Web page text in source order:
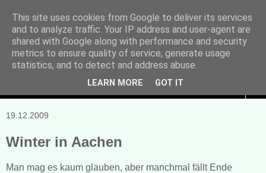
Manuela Sonntag
Bücher, Blogs & mehr
19.12.2009
Winter in Aachen
Man mag es kaum glauben, aber manchmal fällt Ende
This site uses cookies from Google to deliver its services
and to analyze traffic. Your IP address and user-agent are
shared with Google along with performance and security
metrics to ensure quality of service, generate usage
statistics, and to detect and address abuse.
LEARN MORE GOT IT